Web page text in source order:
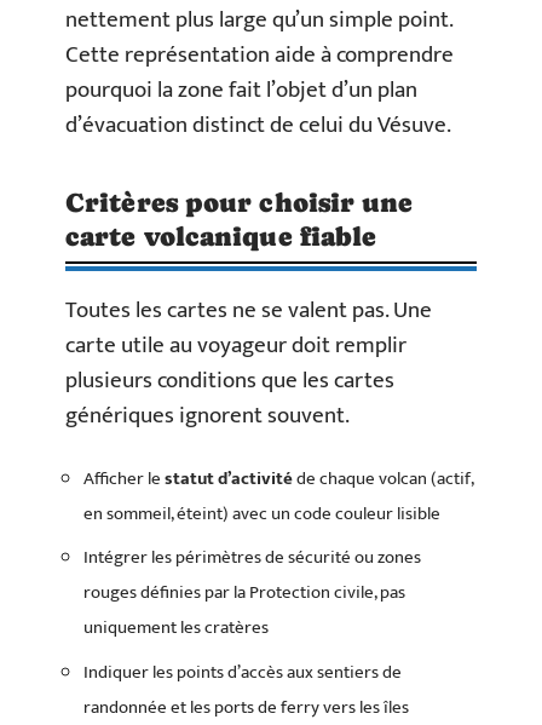
nettement plus large qu’un simple point.
Cette représentation aide à comprendre
pourquoi la zone fait l’objet d’un plan
d’évacuation distinct de celui du Vésuve.
Critères pour choisir une
carte volcanique fiable
Toutes les cartes ne se valent pas. Une
carte utile au voyageur doit remplir
plusieurs conditions que les cartes
génériques ignorent souvent.
Afficher lestatut d’activitéde chaque volcan (actif,
en sommeil, éteint) avec un code couleur lisible
Intégrer les périmètres de sécurité ou zones
rouges définies par la Protection civile, pas
uniquement les cratères
Indiquer les points d’accès aux sentiers de
randonnée et les ports de ferry vers les îles